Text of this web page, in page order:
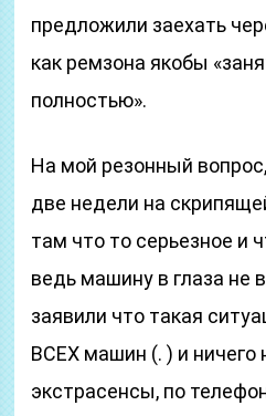
предложили заехать
как ремзона якобы
полностью».
На мой резонный
две недели на
там что то серьезное и
ведь машину в глаза не
заявили что такая
ВСЕХ машин (. ) и ничего
экстрасенсы, по